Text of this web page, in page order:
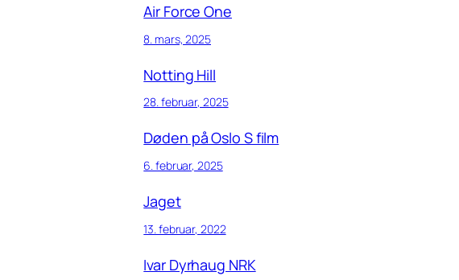
Air Force One
8. mars, 2025
Notting Hill
28. februar, 2025
Døden på Oslo S film
6. februar, 2025
Jaget
13. februar, 2022
Ivar Dyrhaug NRK